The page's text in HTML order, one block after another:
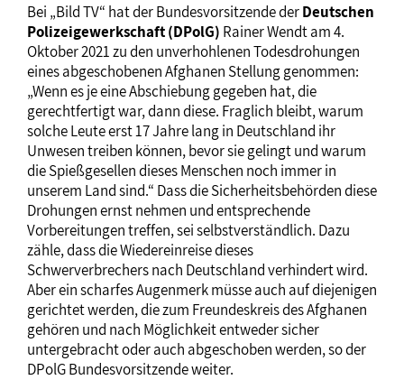
Bei „Bild TV“ hat der Bundesvorsitzende derDeutschen
Polizeigewerkschaft (DPolG) Rainer Wendt am 4.
Oktober 2021 zu den unverhohlenen Todesdrohungen
eines abgeschobenen Afghanen Stellung genommen:
„Wenn es je eine Abschiebung gegeben hat, die
gerechtfertigt war, dann diese. Fraglich bleibt, warum
solche Leute erst 17 Jahre lang in Deutschland ihr
Unwesen treiben können, bevor sie gelingt und warum
die Spießgesellen dieses Menschen noch immer in
unserem Land sind.“ Dass die Sicherheitsbehörden diese
Drohungen ernst nehmen und entsprechende
Vorbereitungen treffen, sei selbstverständlich. Dazu
zähle, dass die Wiedereinreise dieses
Schwerverbrechers nach Deutschland verhindert wird.
Aber ein scharfes Augenmerk müsse auch auf diejenigen
gerichtet werden, die zum Freundeskreis des Afghanen
gehören und nach Möglichkeit entweder sicher
untergebracht oder auch abgeschoben werden, so der
DPolG Bundesvorsitzende weiter.